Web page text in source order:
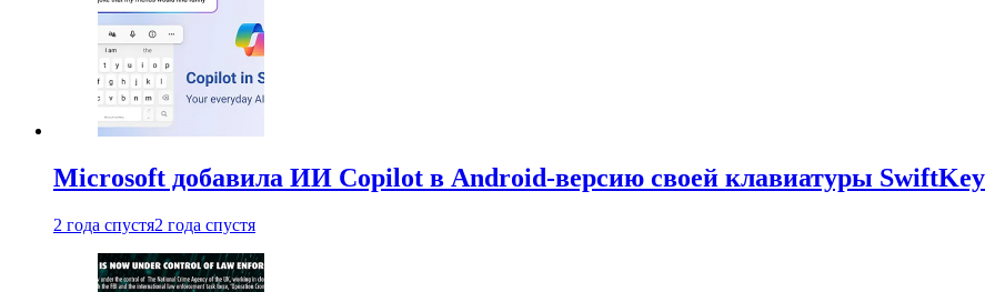
Microsoft добавила ИИ Copilot в Android-версию своей клавиатуры SwiftKey
2 года спустя2 года спустя